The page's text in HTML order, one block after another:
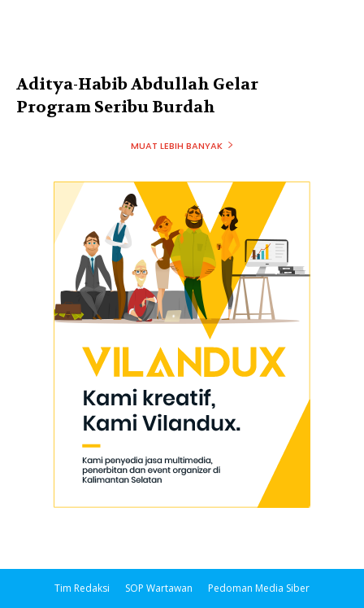
Aditya-Habib Abdullah Gelar
Program Seribu Burdah
MUAT LEBIH BANYAK
Tim Redaksi SOP Wartawan Pedoman Media Siber